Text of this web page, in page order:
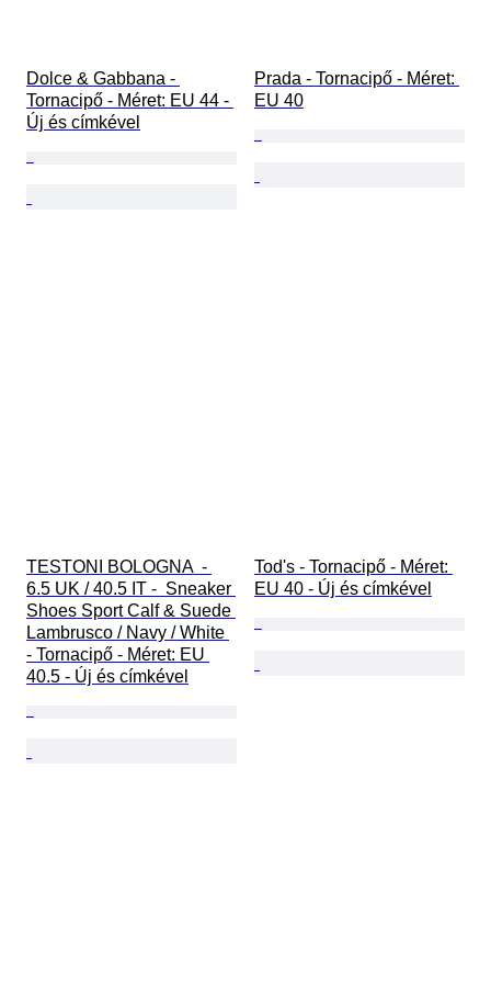
Dolce & Gabbana -
Tornacipő - Méret: EU 44 -
Új és címkével
Prada - Tornacipő - Méret:
EU 40
TESTONI BOLOGNA  -
6.5 UK / 40.5 IT -  Sneaker
Shoes Sport Calf & Suede
Lambrusco / Navy / White
- Tornacipő - Méret: EU
40.5 - Új és címkével
Tod's - Tornacipő - Méret:
EU 40 - Új és címkével